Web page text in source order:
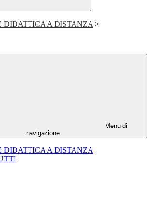
DIDATTICA A DISTANZA >
Menu di
navigazione
DIDATTICA A DISTANZA